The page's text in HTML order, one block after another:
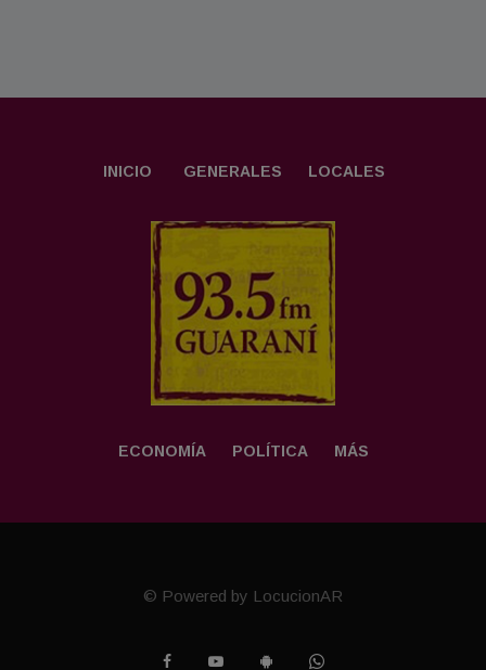
INICIO GENERALES LOCALES
ECONOMÍA POLÍTICA MÁS
© Powered by LocucionAR